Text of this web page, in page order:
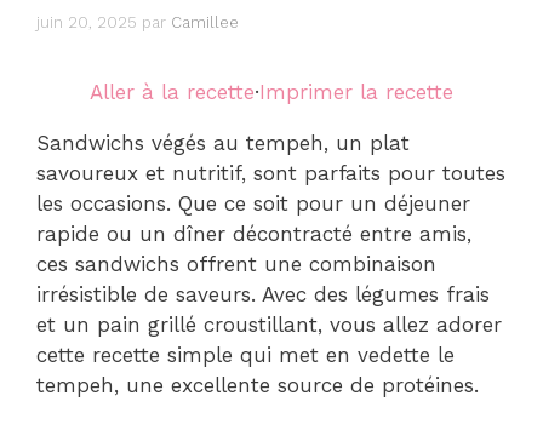
juin 20, 2025 par Camillee
Aller à la recette·Imprimer la recette
Sandwichs végés au tempeh, un plat
savoureux et nutritif, sont parfaits pour toutes
les occasions. Que ce soit pour un déjeuner
rapide ou un dîner décontracté entre amis,
ces sandwichs offrent une combinaison
irrésistible de saveurs. Avec des légumes frais
et un pain grillé croustillant, vous allez adorer
cette recette simple qui met en vedette le
tempeh, une excellente source de protéines.